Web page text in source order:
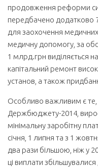
продовження реформи
передбачено додатково
для заохочення
медичну допомогу, за
1 млрд.грн виділяється
капітальний ремонт
установ, а також
Особливо важливим є
Держбюджету-2014,
мінімальну заробітну
січня, 1 липня та з 1
два рази більшою, ніж у
ці виплати збільшувалися